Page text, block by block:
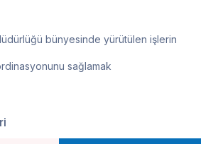
bünyesinde yürütülen işlerin
sağlamak